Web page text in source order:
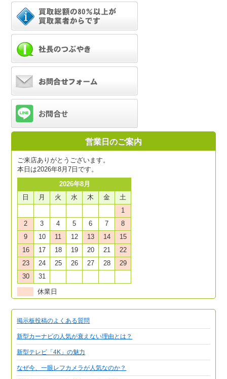
営業日のご案内
ご来店ありがとうございます。
本日は2026年8月7日です。
2026年8月
日
月 火 水 木 金
土
1
2
3 4 5 6 7
8
9
10 11 12 13 14
15
16
17 18 19 20 21
22
23
24 25 26 27 28
29
30
31
休業日
掲示板投稿のよくある質問
新型カーナビの人気が衰えない理由とは？
新型テレビ「4K」の魅力
なぜ今、一眼レフカメラが人気なのか？